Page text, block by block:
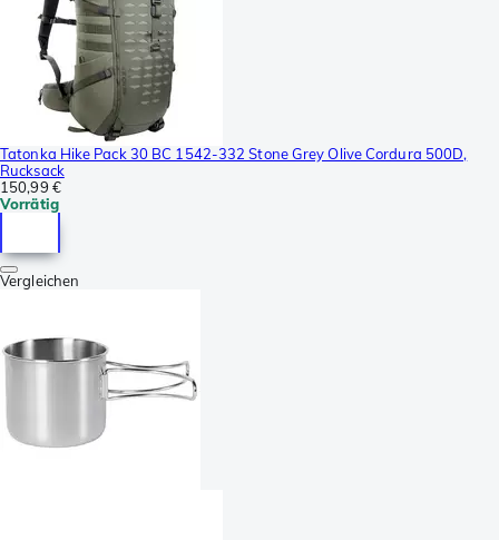
Tatonka Hike Pack 30 BC 1542-332 Stone Grey Olive Cordura 500D,
Rucksack
150,99 €
Vorrätig
Vergleichen